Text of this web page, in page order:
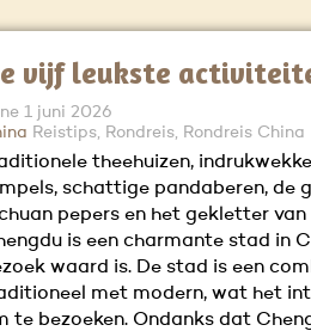
vijf leukste
1 juni 2026
Reistips, Rondreis, Rondreis China
theehuizen,
schattige pandaberen, de
pepers en het gekletter
is een charmante stad in
waard is. De stad is een
met modern, wat het
te bezoeken. Ondanks dat